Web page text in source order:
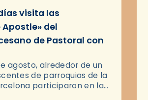
visita las
del
de Pastoral con
agosto, alrededor de un
de parroquias de la
participaron en las
organizadas por el